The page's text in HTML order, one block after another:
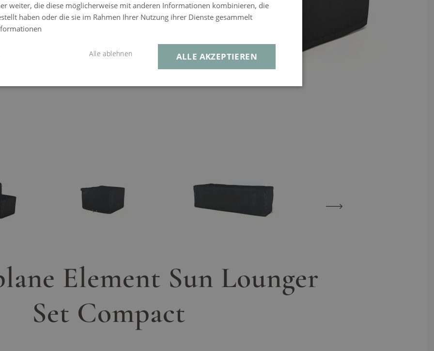
Element Sun Lounger
Set Compact
weiter, die diese möglicherweise mit anderen Informationen kombinieren, die
haben oder die sie im Rahmen Ihrer Nutzung ihrer Dienste gesammelt
ALLE AKZEPTIEREN
Alle ablehnen